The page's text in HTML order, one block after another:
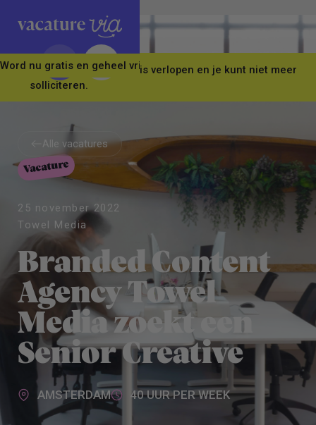
Word nu gratis en geheel vrijblijvend lid van ons Vacature Via
Let op! Deze vacature is verlopen en je kunt niet meer
solliciteren.
Alle vacatures
Alle vacatures
Vacature
25 november 2022
Towel Media
Branded Content
Agency Towel
Media zoekt een
Senior Creative
AMSTERDAM 40 UUR PER WEEK